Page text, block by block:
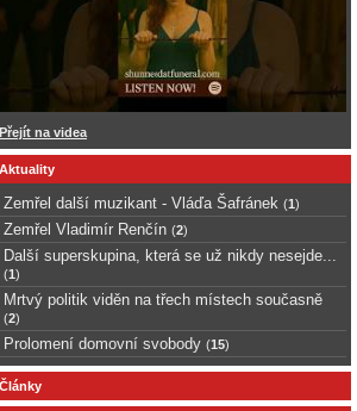
Přejít na videa
Aktuality
Zemřel další muzikant - Vláďa Šafránek (1 )
Zemřel Vladimír Renčín (2)
Další superskupina, která se už nikdy nesejde...
(1 )
Mrtvý politik viděn na třech místech současně
(2)
Prolomení domovní svobody (15)
Články